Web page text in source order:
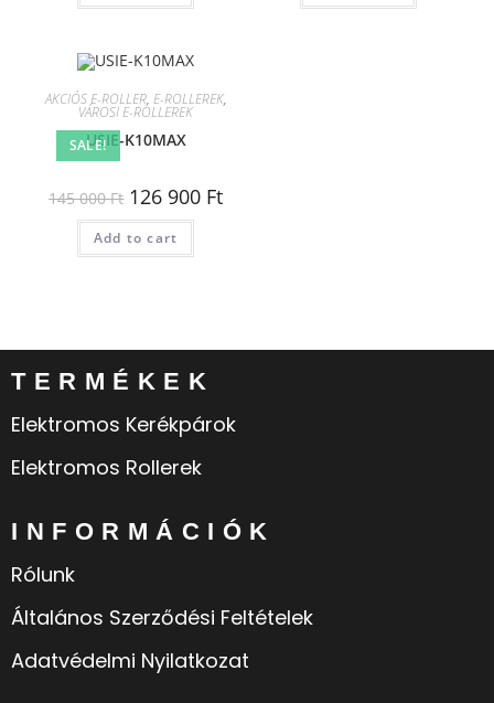
SALE!
AKCIÓS E-ROLLER, E-ROLLEREK,
VÁROSI E-ROLLEREK
USIE-K10MAX
145 000Ft 126 900 Ft
Add to cart
TERMÉKEK
Elektromos Kerékpárok
Elektromos Rollerek
INFORMÁCIÓK
Rólunk
Általános Szerződési Feltételek
Adatvédelmi Nyilatkozat